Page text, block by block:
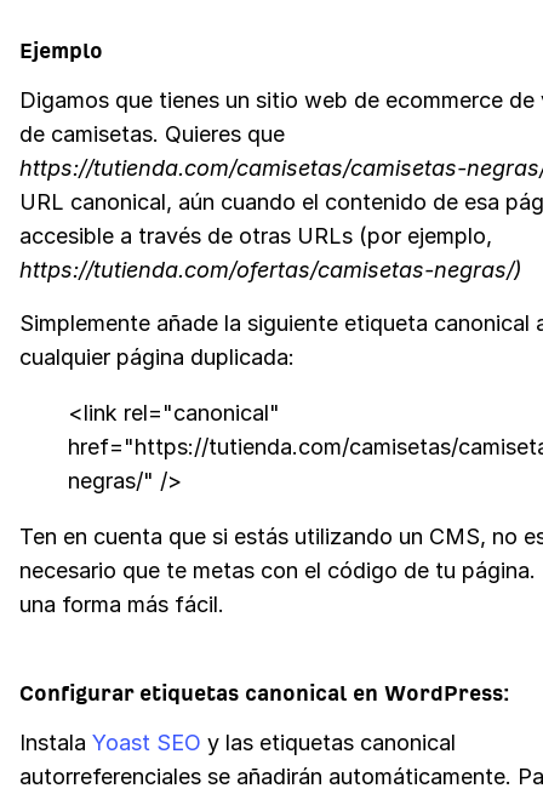
Ejemplo
Digamos que tienes un sitio web de ecommerce de
de camisetas. Quieres que
https://tutienda.com/camisetas/camisetas-
URL canonical, aún cuando el contenido de esa
accesible a través de otras URLs (por ejemplo,
https://tutienda.com/ofertas/camisetas-negras/)
Simplemente añade la siguiente etiqueta canonical
cualquier página duplicada:
<link rel="canonical"
href="https://tutienda.com/camisetas/
negras/" />
Ten en cuenta que si estás utilizando un CMS, no
necesario que te metas con el código de tu página.
una forma más fácil.
Configurar etiquetas canonical en WordPress:
Instala Yoast SEO y las etiquetas canonical
autorreferenciales se añadirán automáticamente.